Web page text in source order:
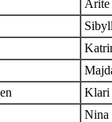
Klari
Nina